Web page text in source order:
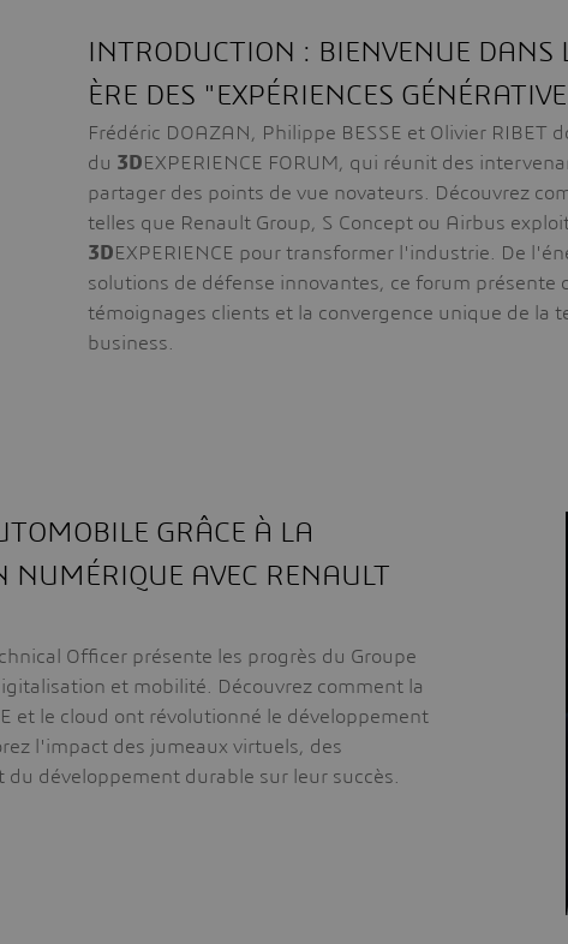
INTRODUCTION : BIENVENUE DANS
ÈRE DES "EXPÉRIENCES
Frédéric DOAZAN, Philippe BESSE et Olivier RIBET
du 3DEXPERIENCE FORUM, qui réunit des
partager des points de vue novateurs. Découvrez
telles que Renault Group, S Concept ou Airbus
3DEXPERIENCE pour transformer l'industrie. De
solutions de défense innovantes, ce forum présente
témoignages clients et la convergence unique de la
business.
GRÂCE À LA
NUMÉRIQUE AVEC RENAULT
Officer présente les progrès du Groupe
et mobilité. Découvrez comment la
et le cloud ont révolutionné le développement
l'impact des jumeaux virtuels, des
développement durable sur leur succès.